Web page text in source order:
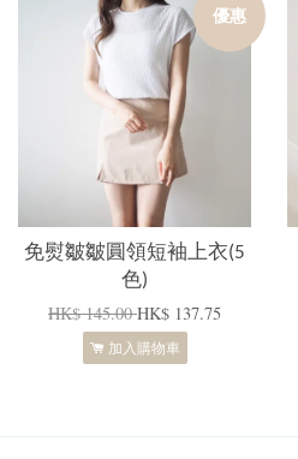
優惠
免熨皺皺圓領短袖上衣(5
色)
HK$ 145.00HK$ 137.75
加入購物車